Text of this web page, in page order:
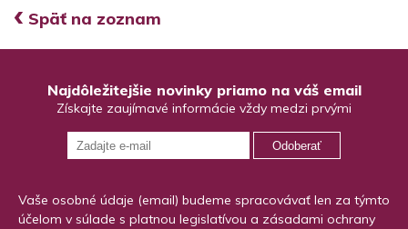
‹ Späť na zoznam
Najdôležitejšie novinky priamo na váš email
Získajte zaujímavé informácie vždy medzi prvými
Odoberať
Vaše osobné údaje (email) budeme spracovávať len za týmto
účelom v súlade s platnou legislatívou a zásadami ochrany